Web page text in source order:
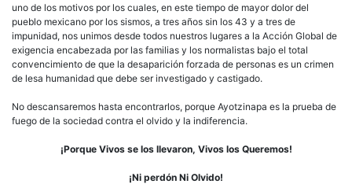
uno de los motivos por los cuales, en este tiempo de mayor dolor del
pueblo mexicano por los sismos, a tres años sin los 43 y a tres de
impunidad, nos unimos desde todos nuestros lugares a la Acción Global de
exigencia encabezada por las familias y los normalistas bajo el total
convencimiento de que la desaparición forzada de personas es un crimen
de lesa humanidad que debe ser investigado y castigado.
No descansaremos hasta encontrarlos, porque Ayotzinapa es la prueba de
fuego de la sociedad contra el olvido y la indiferencia.
¡Porque Vivos se los llevaron, Vivos los Queremos!
¡Ni perdón Ni Olvido!